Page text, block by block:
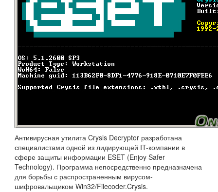
Антивирусная утилита Crysis Decryptor разработана
специалистами одной из лидирующей IT-компании в
сфере защиты информации ESET (Enjoy Safer
Technology). Программа непосредственно предназначена
для борьбы с распространенным вирусом-
шифровальщиком Win32/Filecoder.Crysis.